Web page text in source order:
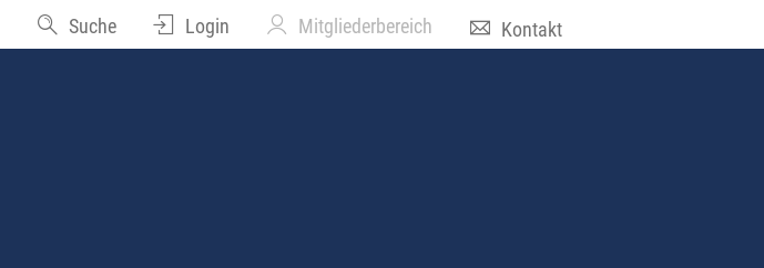
Suche Login Mitgliederbereich Kontakt